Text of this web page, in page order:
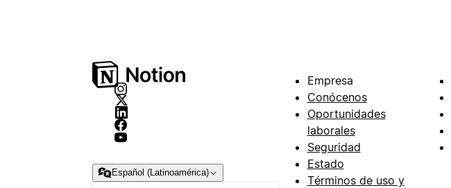
Español (Latinoamérica)
Empresa
Conócenos
Oportunidades
laborales
Seguridad
Estado
Términos de uso y